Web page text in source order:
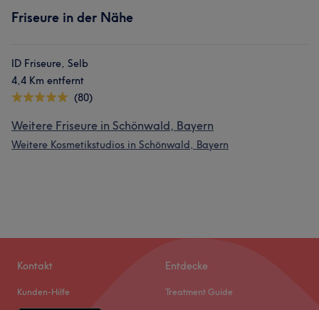
Friseure in der Nähe
ID Friseure, Selb
4,4 Km entfernt
(80)
Weitere Friseure in Schönwald, Bayern
Weitere Kosmetikstudios in Schönwald, Bayern
Kontakt
Kunden-Hilfe
Entdecke
Treatment Guide